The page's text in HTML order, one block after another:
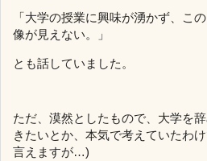
「大学の授業に興味が湧かず、こ
像が見えない。」
とも話していました。
ただ、漠然としたもので、大学を
きたいとか、本気で考えていたわ
言えますが…)